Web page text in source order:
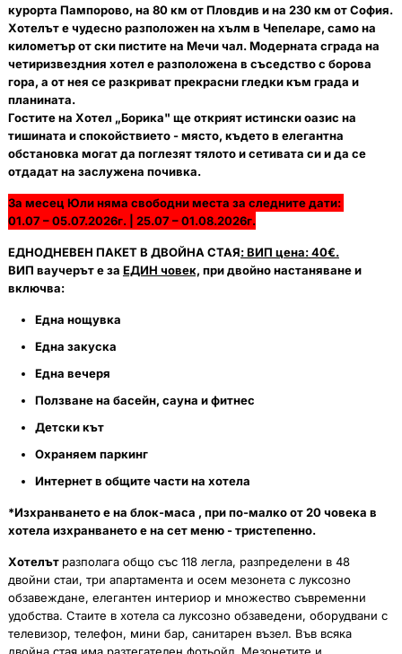
курорта Пампорово, на 80 км от Пловдив и на 230 км от София.
Хотелът е чудесно разположен на хълм в Чепеларе, само на
километър от ски пистите на Мечи чал. Модерната сграда на
четиризвездния хотел е разположена в съседство с борова
гора, а от нея се разкриват прекрасни гледки към града и
планината.
Гостите на Хотел „Борика" ще открият истински оазис на
тишината и спокойствието - място, където в елегантна
обстановка могат да поглезят тялото и сетивата си и да се
отдадат на заслужена почивка.
За месец Юли няма свободни места за следните дати:
01.07 – 05.07.2026г. | 25.07 – 01.08.2026г.
ЕДНОДНЕВЕН ПАКЕТ В ДВОЙНА СТАЯ: ВИП цена: 40€.
ВИП ваучерът е за ЕДИН човек, при двойно настаняване и
включва:
Една нощувка
Една закуска
Една вечеря
Ползване на басейн, сауна и фитнес
Детски кът
Охраняем паркинг
Интернет в общите части на хотела
​*Изхранването е на блок-маса , при по-малко от 20 човека в
хотела изхранването е на сет меню - тристепенно.
Хотелът разполага общо със 118 легла, разпределени в 48
двойни стаи, три апартамента и осем мезонета с луксозно
обзавеждане, елегантен интериор и множество съвременни
удобства. Стаите в хотела са луксозно обзаведени, оборудвани с
телевизор, телефон, мини бар, санитарен възел. Във всяка
двойна стая има разтегателен фотьойл. Мезонетите и